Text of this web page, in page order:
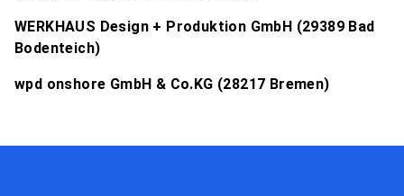
WERKHAUS Design + Produktion GmbH (29389 Bad
Bodenteich)
wpd onshore GmbH & Co.KG (28217 Bremen)